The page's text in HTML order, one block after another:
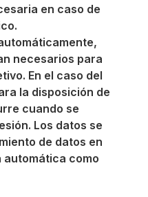
en caso de
necesarios para
En el caso del
la disposición de
cuando se
Los datos se
de datos en
automática como